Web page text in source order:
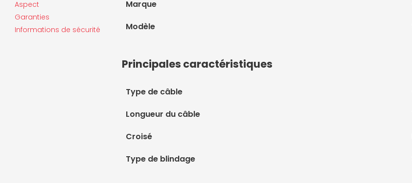
Aspect
Garanties
Informations de sécurité
Marque
Modèle
Principales caractéristiques
Type de câble
Longueur du câble
Croisé
Type de blindage